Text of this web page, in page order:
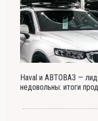
Haval и АВТОВАЗ —
недовольны: итоги